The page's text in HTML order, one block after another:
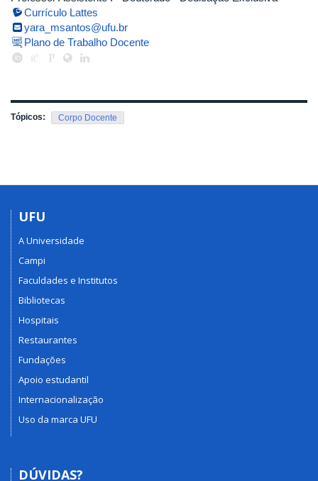
Currículo Lattes
yara_msantos@ufu.br
Plano de Trabalho Docente
Tópicos: Corpo Docente
UFU
A Universidade
Campi
Faculdades e Institutos
Bibliotecas
Hospitais
Restaurantes
Fundações
Apoio estudantil
Internacionalização
Uso da marca UFU
DÚVIDAS?